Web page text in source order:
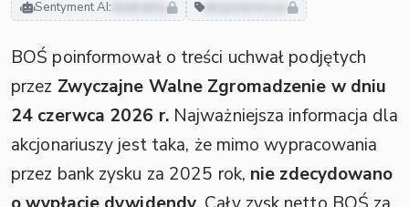
Sentyment AI: neutralny akcjonariusze
BOŚ poinformował o treści uchwał podjętych
przez Zwyczajne Walne Zgromadzenie w dniu
24 czerwca 2026 r.Najważniejsza informacja dla
akcjonariuszy jest taka, że mimo wypracowania
przez bank zysku za 2025 rok, nie zdecydowano